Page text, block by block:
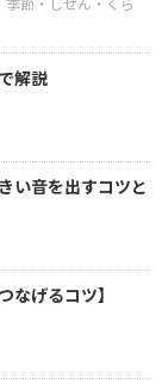
解説
い音を出すコツと
なげるコツ】